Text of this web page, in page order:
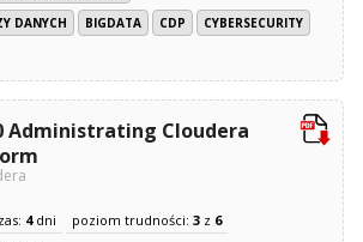
DANYCH
BIGDATA CDP
CYBERSECURITY
Administrating Cloudera
4dni poziom trudności: 3z 6